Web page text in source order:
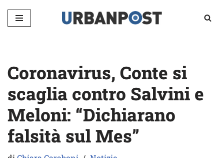
Vai
Coronavirus, Conte si
scaglia contro Salvini e
Meloni: “Dichiarano
falsità sul Mes”